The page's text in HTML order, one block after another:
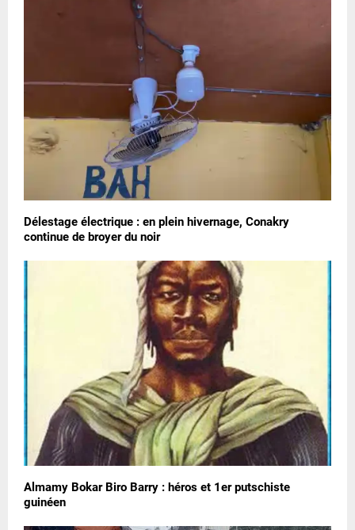
Délestage électrique : en plein hivernage, Conakry
continue de broyer du noir
Almamy Bokar Biro Barry : héros et 1er putschiste
guinéen